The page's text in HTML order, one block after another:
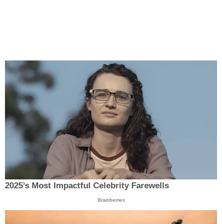
2025’s Most Impactful Celebrity Farewells
Brainberries